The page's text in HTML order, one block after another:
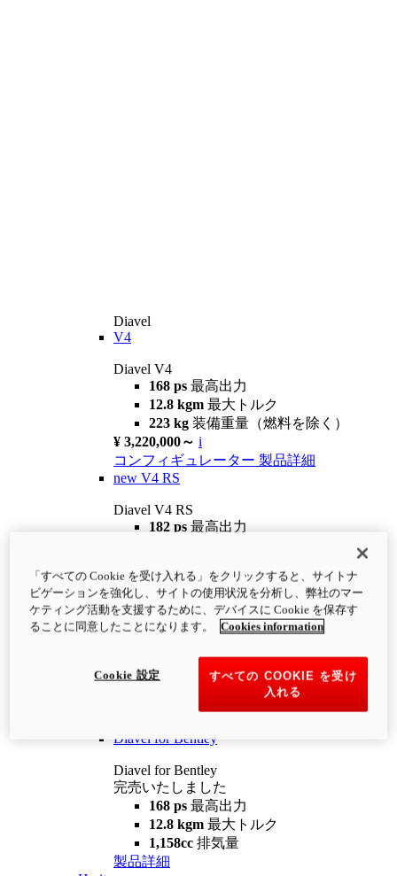
Diavel
V4
Diavel V4
168 ps 最高出力
12.8 kgm 最大トルク
223 kg 装備重量（燃料を除く）
¥ 3,220,000～ i
コンフィギュレーター 製品詳細
new V4 RS
Diavel V4 RS
182 ps 最高出力
¥4,400,000 i
コンフィギュレーター 製品詳細
newV4 RS 100
12.2 kgm
最大トルク
装備重量（燃料を除く）
Diavel for Bentley
Diavel for Bentley
完売いたしました
168 ps 最高出力
12.8 kgm 最大トルク
1,158cc 排気量
製品詳細
「すべての Cookie を受け入れる」をクリックすると、サイトナ
ビゲーションを強化し、サイトの使用状況を分析し、弊社のマー
ケティング活動を支援するために、デバイスに Cookie を保存す
ることに同意したことになります。
Cookies information
すべての COOKIE を受け
入れる
Cookie 設定